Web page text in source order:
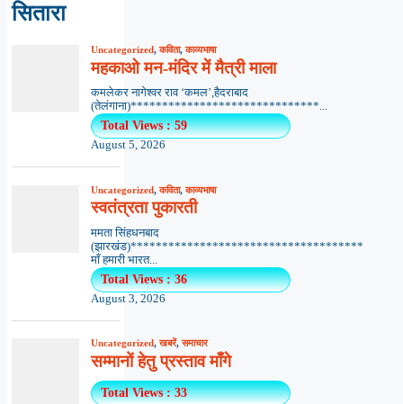
सितारा
Uncategorized,कविता,काव्यभाषा
महकाओ मन-मंदिर में मैत्री माला
कमलेकर नागेश्वर राव ‘कमल’,हैदराबाद
(तेलंगाना)******************************...
Total Views : 59
August 5, 2026
Uncategorized,कविता,काव्यभाषा
स्वतंत्रता पुकारती
ममता सिंहधनबाद
(झारखंड)*************************************
माँ हमारी भारत...
Total Views : 36
August 3, 2026
Uncategorized,खबरें,समाचार
सम्मानों हेतु प्रस्ताव माँगे
Total Views : 33